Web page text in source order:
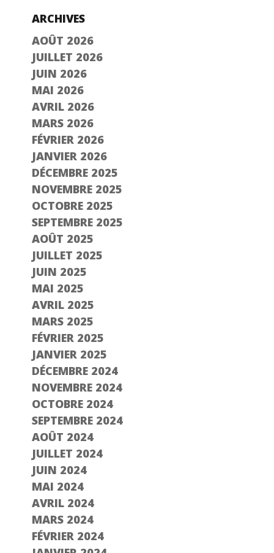
ARCHIVES
AOÛT 2026
JUILLET 2026
JUIN 2026
MAI 2026
AVRIL 2026
MARS 2026
FÉVRIER 2026
JANVIER 2026
DÉCEMBRE 2025
NOVEMBRE 2025
OCTOBRE 2025
SEPTEMBRE 2025
AOÛT 2025
JUILLET 2025
JUIN 2025
MAI 2025
AVRIL 2025
MARS 2025
FÉVRIER 2025
JANVIER 2025
DÉCEMBRE 2024
NOVEMBRE 2024
OCTOBRE 2024
SEPTEMBRE 2024
AOÛT 2024
JUILLET 2024
JUIN 2024
MAI 2024
AVRIL 2024
MARS 2024
FÉVRIER 2024